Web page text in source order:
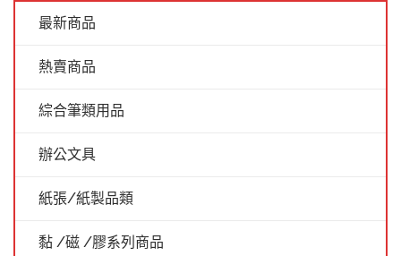
最新商品
熱賣商品
綜合筆類用品
辦公文具
紙張/紙製品類
黏 /磁 /膠系列商品